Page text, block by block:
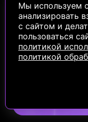
Мы используем
анализировать
с сайтом и
пользоваться
политикой
политикой